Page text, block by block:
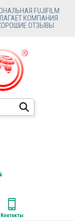
FUJIFILM
КОМПАНИЯ
ОТЗЫВЫ
Контакты